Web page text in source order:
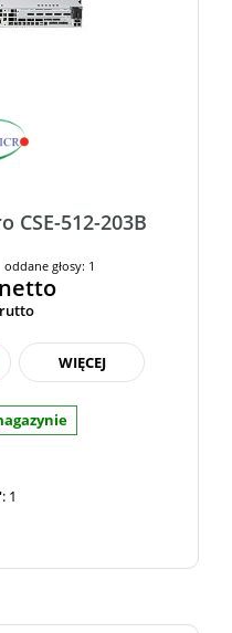
CSE-512-203B
głosy: 1
netto
WIĘCEJ
: 1